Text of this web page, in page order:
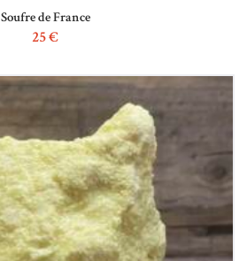
Soufre de France
25€